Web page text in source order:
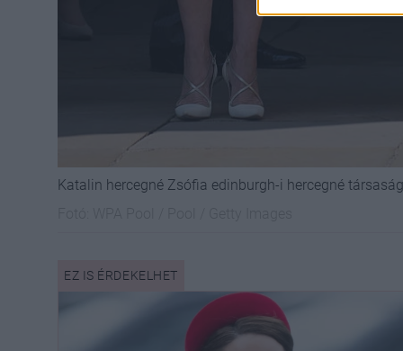
Katalin hercegné Zsófia edinburgh-i hercegné